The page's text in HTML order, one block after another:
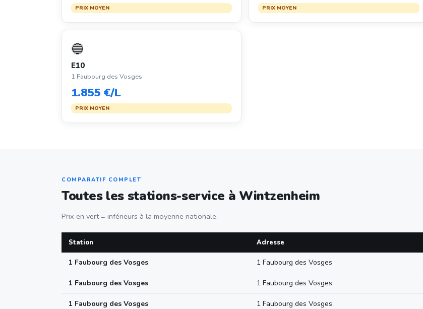
PRIX MOYEN PRIX MOYEN
🔵
E10
1 Faubourg des Vosges
1.855 €/L
PRIX MOYEN
COMPARATIF COMPLET
Toutes les stations-service à Wintzenheim
Prix en vert = inférieurs à la moyenne nationale.
Station Adresse
1 Faubourg des Vosges 1 Faubourg des Vosges
1 Faubourg des Vosges 1 Faubourg des Vosges
1 Faubourg des Vosges 1 Faubourg des Vosges